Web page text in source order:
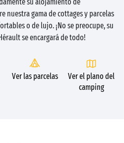
nuestra gama de cottages y parcelas
o de lujo. ¡No se preocupe, su
se encargará de todo!
Ver las parcelas
Ver el plano del
camping